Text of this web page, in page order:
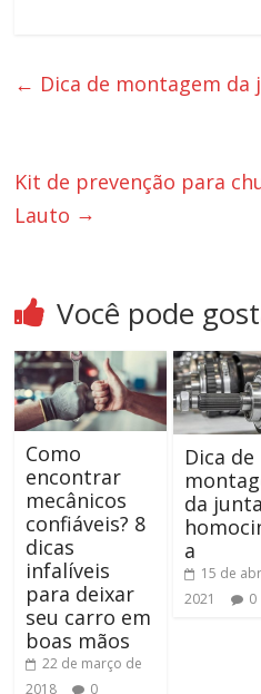
← Dica de montagem
Kit de prevenção para
Lauto →
Você pode
Como
encontrar
mecânicos
confiáveis? 8
dicas
infalíveis
para deixar
seu carro em
boas mãos
22 de março de
2018
0
Dica de
da junta
a
15 de
2021
0